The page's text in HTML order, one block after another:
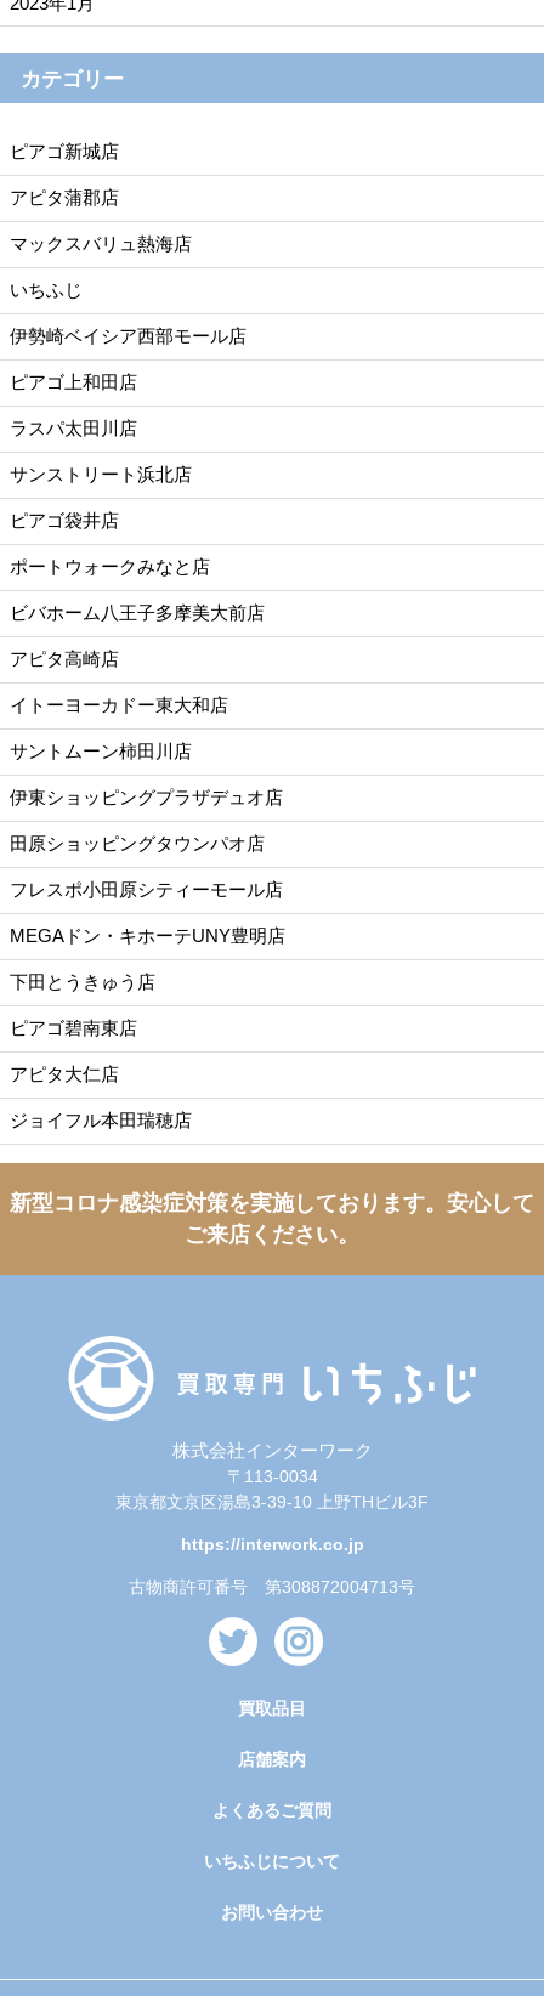
カテゴリー
ピアゴ新城店
アピタ蒲郡店
マックスバリュ熱海店
いちふじ
伊勢崎ベイシア西部モール店
ピアゴ上和田店
ラスパ太田川店
サンストリート浜北店
ピアゴ袋井店
ポートウォークみなと店
ビバホーム八王子多摩美大前店
アピタ高崎店
イトーヨーカドー東大和店
サントムーン柿田川店
伊東ショッピングプラザデュオ店
田原ショッピングタウンパオ店
フレスポ小田原シティーモール店
MEGAドン・キホーテUNY豊明店
下田とうきゅう店
ピアゴ碧南東店
アピタ大仁店
ジョイフル本田瑞穂店
新型コロナ感染症対策を実施しております。 安心して
ご来店ください。
株式会社インターワーク
〒113-0034
東京都文京区湯島3-39-10 上野THビル3F
https://interwork.co.jp
古物商許可番号 第308872004713号
買取品目
店舗案内
よくあるご質問
いちふじについて
お問い合わせ